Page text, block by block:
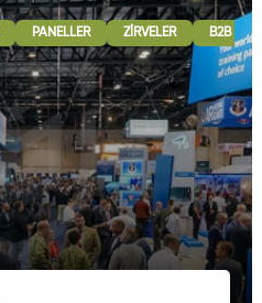
PANELLER ZIRVELER B2B